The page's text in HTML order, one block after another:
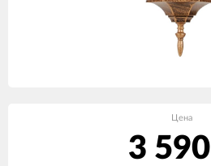
Цена
3 590